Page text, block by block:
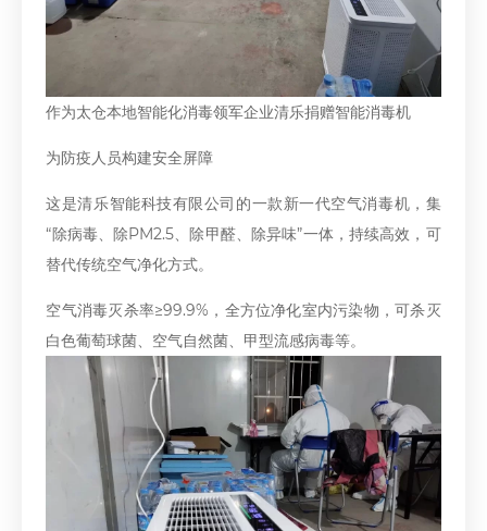
作为太仓本地智能化消毒领军企业清乐捐赠智能消毒机
为防疫人员构建安全屏障
这是清乐智能科技有限公司的一款新一代空气消毒机，集
“除病毒、除PM2.5、除甲醛、除异味”一体，持续高效，可
替代传统空气净化方式。
空气消毒灭杀率≥99.9%，全方位净化室内污染物，可杀灭
白色葡萄球菌、空气自然菌、甲型流感病毒等。